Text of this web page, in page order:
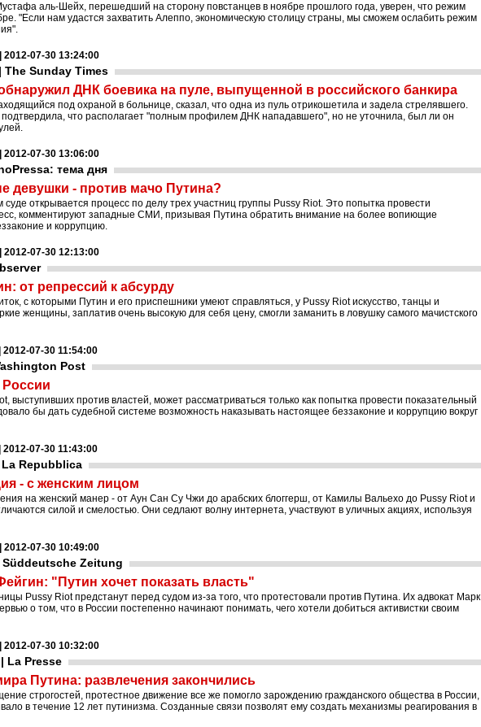
аль-Шейх, перешедший на сторону повстанцев в ноябре прошлого года, уверен, что режим
"Если нам удастся захватить Алеппо, экономическую столицу страны, мы сможем ослабить режим
2012-07-30 13:24:00
The Sunday Times
ДНК боевика на пуле, выпущенной в российского банкира
под охраной в больнице, сказал, что одна из пуль отрикошетила и задела стрелявшего.
что располагает "полным профилем ДНК нападавшего", но не уточнила, был ли он
2012-07-30 13:06:00
тема дня
девушки - против мачо Путина?
суде открывается процесс по делу трех участниц группы Pussy Riot. Это попытка провести
комментируют западные СМИ, призывая Путина обратить внимание на более вопиющие
и коррупцию.
2012-07-30 12:13:00
от репрессий к абсурду
с которыми Путин и его приспешники умеют справляться, у Pussy Riot искусство, танцы и
женщины, заплатив очень высокую для себя цену, смогли заманить в ловушку самого мачистского
07-30 11:54:00
Post
России
выступивших против властей, может рассматриваться только как попытка провести показательный
бы дать судебной системе возможность наказывать настоящее беззаконие и коррупцию вокруг
07-30 11:43:00
Repubblica
- c женским лицом
на женский манер - от Аун Сан Су Чжи до арабских блоггерш, от Камилы Вальехо до Pussy Riot и
силой и смелостью. Они седлают волну интернета, участвуют в уличных акциях, используя
2012-07-30 10:49:00
Süddeutsche Zeitung
"Путин хочет показать власть"
Pussy Riot предстанут перед судом из-за того, что протестовали против Путина. Их адвокат Марк
о том, что в России постепенно начинают понимать, чего хотели добиться активистки своим
2012-07-30 10:32:00
La Presse
Путина: развлечения закончились
строгостей, протестное движение все же помогло зарождению гражданского общества в России,
в течение 12 лет путинизма. Созданные связи позволят ему создать механизмы реагирования в